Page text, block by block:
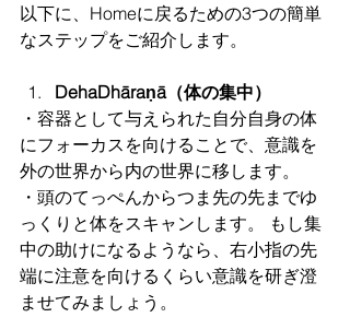
以下に、Homeに戻るための3つの簡単
なステップをご紹介します。
DehaDhāraṇā（体の集中）
・容器として与えられた自分自身の体
にフォーカスを向けることで、意識を
外の世界から内の世界に移します。
・頭のてっぺんからつま先の先までゆ
っくりと体をスキャンします。 もし集
中の助けになるようなら、右小指の先
端に注意を向けるくらい意識を研ぎ澄
ませてみましょう。